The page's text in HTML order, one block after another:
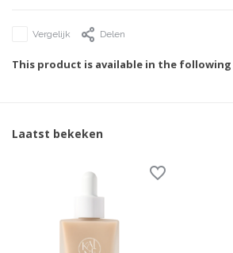
Vergelijk Delen
This product is available in the
Laatst bekeken